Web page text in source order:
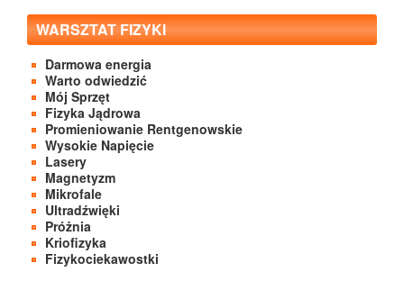
WARSZTAT FIZYKI
Darmowa energia
Warto odwiedzić
Mój Sprzęt
Fizyka Jądrowa
Promieniowanie Rentgenowskie
Wysokie Napięcie
Lasery
Magnetyzm
Mikrofale
Ultradźwięki
Próżnia
Kriofizyka
Fizykociekawostki